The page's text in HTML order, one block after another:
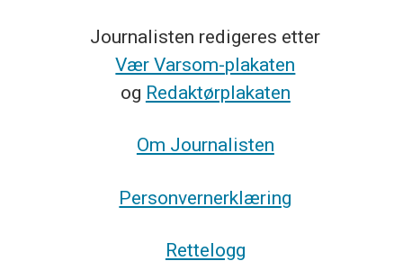
Journalisten redigeres etter
Vær Varsom-plakaten
og Redaktørplakaten
Om Journalisten
Personvernerklæring
Rettelogg